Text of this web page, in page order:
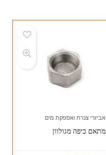
אביזרי צנרת ואספקת מים
מתאם כיפה מגולוון